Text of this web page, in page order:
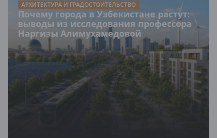
АРХИТЕКТУРА И ГРАДОСТОИТЕЛЬСТВО
Почему города в Узбекистане растут:
выводы из исследования профессора
Наргизы Алимухамедовой